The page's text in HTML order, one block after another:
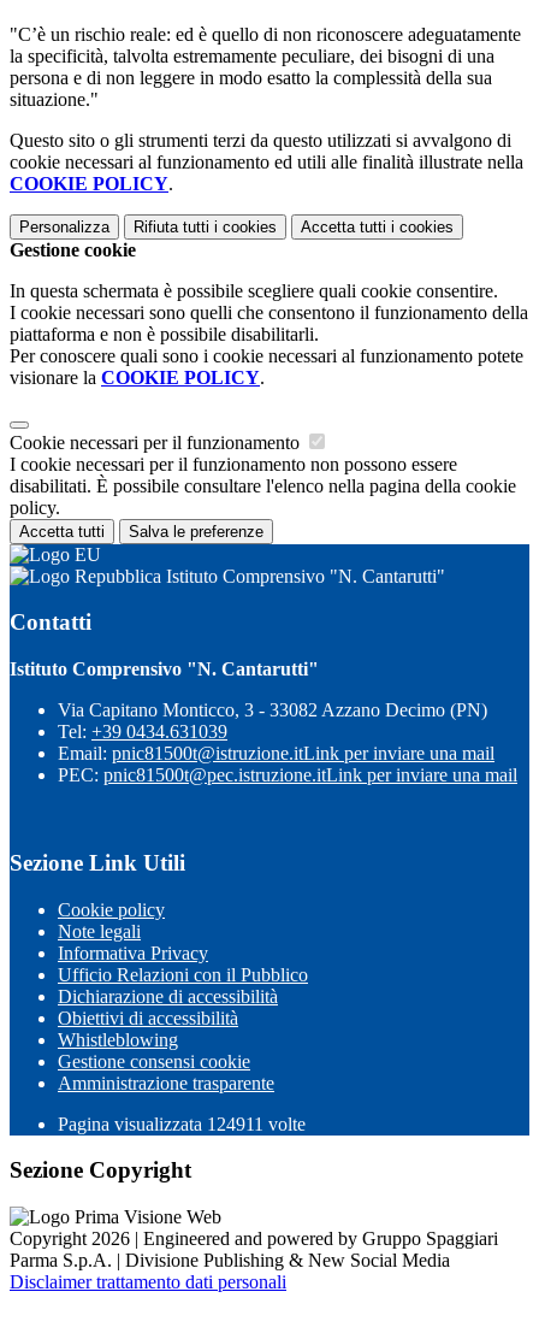
"C’è un rischio reale: ed è quello di non riconoscere adeguatamente
la specificità, talvolta estremamente peculiare, dei bisogni di una
persona e di non leggere in modo esatto la complessità della sua
situazione."
Questo sito o gli strumenti terzi da questo utilizzati si avvalgono di
cookie necessari al funzionamento ed utili alle finalità illustrate nella
COOKIE POLICY.
Personalizza Rifiuta tutti i cookies Accetta tutti i cookies
Gestione cookie
In questa schermata è possibile scegliere quali cookie consentire.
I cookie necessari sono quelli che consentono il funzionamento della
piattaforma e non è possibile disabilitarli.
Per conoscere quali sono i cookie necessari al funzionamento potete
visionare la COOKIE POLICY.
Cookie necessari per il funzionamento
I cookie necessari per il funzionamento non possono essere
disabilitati. È possibile consultare l'elenco nella pagina della cookie
policy.
Accetta tutti Salva le preferenze
Istituto Comprensivo "N. Cantarutti"
Contatti
Istituto Comprensivo "N. Cantarutti"
Via Capitano Monticco, 3 - 33082 Azzano Decimo (PN)
Tel: +39 0434.631039
Email: pnic81500t@istruzione.itLink per inviare una mail
PEC: pnic81500t@pec.istruzione.itLink per inviare una mail
Sezione Link Utili
Cookie policy
Note legali
Informativa Privacy
Ufficio Relazioni con il Pubblico
Dichiarazione di accessibilità
Obiettivi di accessibilità
Whistleblowing
Gestione consensi cookie
Amministrazione trasparente
Pagina visualizzata 124911 volte
Sezione Copyright
Copyright 2026 | Engineered and powered by Gruppo Spaggiari
Parma S.p.A. | Divisione Publishing & New Social Media
Disclaimer trattamento dati personali